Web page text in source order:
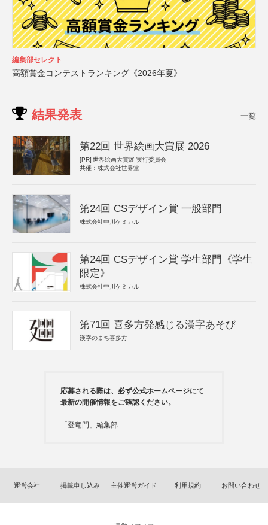
編集部セレクト
高額賞金コンテストランキング《2026年夏》
結果発表 一覧
第22回 世界絵画大賞展 2026
[PR] 世界絵画大賞展 実行委員会
共催：株式会社世界堂
第24回 CSデザイン賞 一般部門
株式会社中川ケミカル
第24回 CSデザイン賞 学生部門《学生
限定》
株式会社中川ケミカル
第71回 喜多方発感じる漢字あそび
漢字のまち喜多方
応募される際は、必ず公式ホームページにて
最新の開催情報をご確認ください。
「登竜門」編集部
運営会社 掲載申し込み 主催運営ガイド 利用規約 お問い合わせ